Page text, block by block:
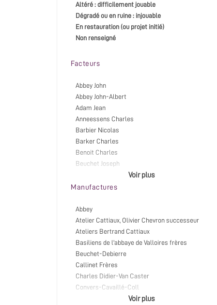
Altéré : difficilement jouable
Dégradé ou en ruine : injouable
En restauration (ou projet initié)
Non renseigné
Facteurs
Abbey John
Abbey John-Albert
Adam Jean
Anneessens Charles
Barbier Nicolas
Barker Charles
Benoit Charles
Beuchet Joseph
Bocquelet Bernard
Callinet François
Callinet Joseph
Callinet Louis
Carlier Philippe
Cattiaux Bertrand
Caulier Pierre
Cavaillé-Coll Aristide
Chevron Olivier
Clergeau Jean-Baptiste-Germain (abbé) -
Voir plus
Manufactures
Abbey
Atelier Cattiaux, Olivier Chevron successeur
Ateliers Bertrand Cattiaux
Basiliens de l'abbaye de Valloires frères
Beuchet-Debierre
Callinet Frères
Charles Didier-Van Caster
Convers-Cavaillé-Coll
Voir plus